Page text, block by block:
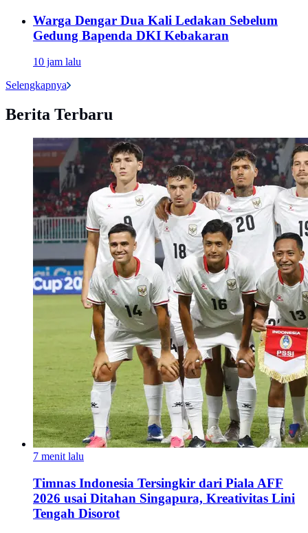
Warga Dengar Dua Kali Ledakan Sebelum
Gedung Bapenda DKI Kebakaran
10 jam lalu
Selengkapnya
Berita Terbaru
7 menit lalu
Timnas Indonesia Tersingkir dari Piala AFF
2026 usai Ditahan Singapura, Kreativitas Lini
Tengah Disorot